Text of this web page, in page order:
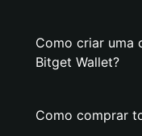
Como criar uma
Bitget Wallet?
Como comprar